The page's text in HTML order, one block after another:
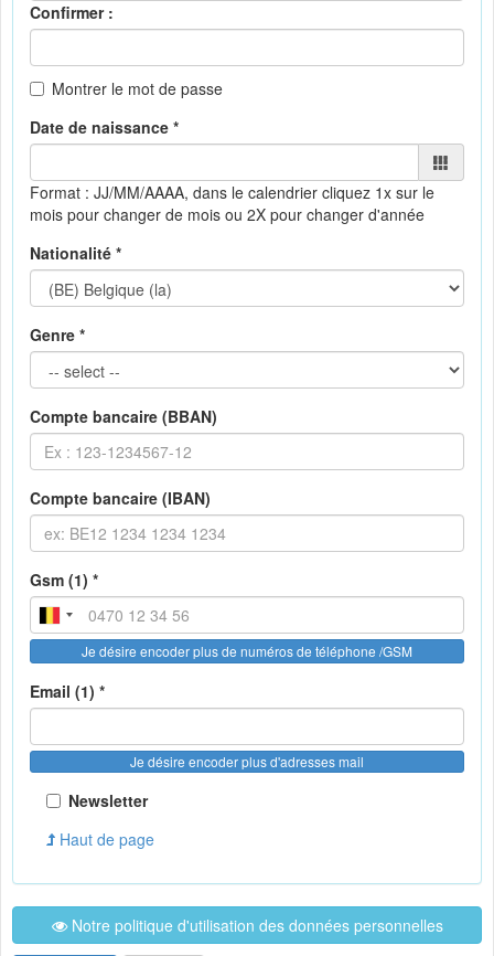
Confirmer :
Montrer le mot de passe
Date de naissance *
Format : JJ/MM/AAAA, dans le calendrier cliquez 1x sur le
mois pour changer de mois ou 2X pour changer d'année
Nationalité *
Genre *
Compte bancaire (BBAN)
Compte bancaire (IBAN)
Gsm (1) *
Je désire encoder plus de numéros de téléphone /GSM
Email (1) *
Je désire encoder plus d'adresses mail
Newsletter
Haut de page
Notre politique d'utilisation des données personnelles